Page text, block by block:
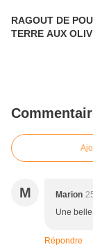
RAGOUT DE
TERRE AUX
M Marion
Une
Répondre